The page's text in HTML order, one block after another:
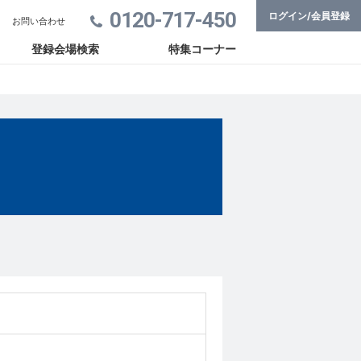
0120-717-450
登録会場検索 特集コーナー
お問い合わせ ログイン/会員登録